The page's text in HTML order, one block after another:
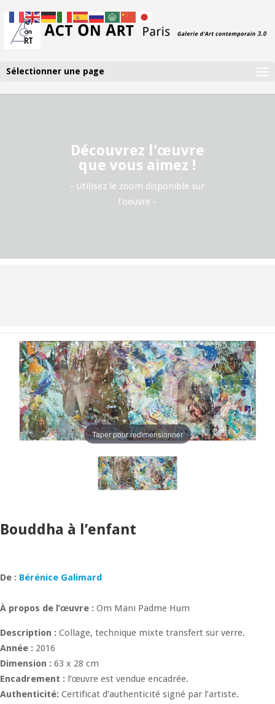
Sélectionner une page
Découvrez l'œuvre
que vous aimez !
- Utilisez le zoom disponible sur
l'oeuvre -
Taper pour redimensionner
Bouddha à l’enfant
De : Bérénice Galimard
À propos de l’œuvre : Om Mani Padme Hum
Description : Collage, technique mixte transfert sur verre.
Année : 2016
Dimension : 63 x 28 cm
Encadrement : l’œuvre est vendue encadrée.
Authenticité: Certificat d’authenticité signé par l’artiste.